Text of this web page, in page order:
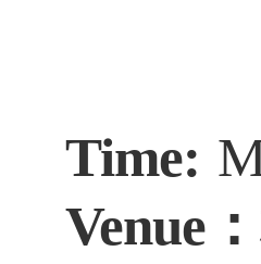
Time:
Venue ：